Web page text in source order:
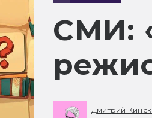
СМИ:
Дмитрий